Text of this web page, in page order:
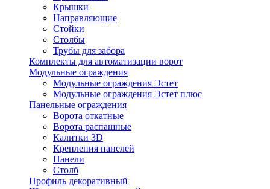
Крышки
Направляющие
Стойки
Столбы
Трубы для забора
Комплекты для автоматизации ворот
Модульные ограждения
Модульные ограждения Эстет
Модульные ограждения Эстет плюс
Панельные ограждения
Ворота откатные
Ворота распашные
Калитки 3D
Крепления панелей
Панели
Столб
Профиль декоративный